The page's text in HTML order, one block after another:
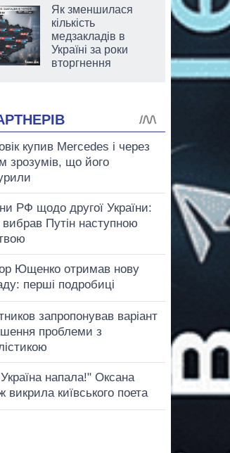
Як зменшилася
кількість
медзакладів в
Україні за роки
вторгнення